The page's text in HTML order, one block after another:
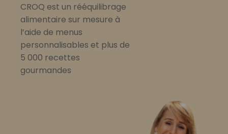
CROQ est un rééquilibrage
alimentaire sur mesure à
l’aide de menus
personnalisables et plus de
5 000 recettes
gourmandes